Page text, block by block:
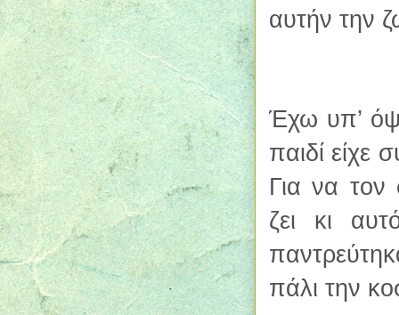
αυτήν την
Έχω υπ’
παιδί είχε
Για να
ζει κι
πάλι την